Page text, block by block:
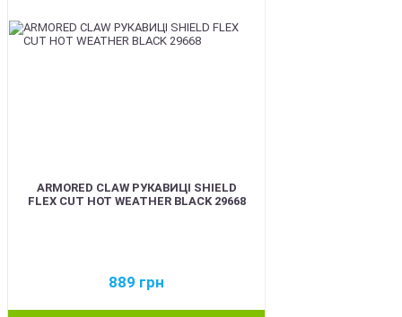
ARMORED CLAW РУКАВИЦІ SHIELD
FLEX CUT HOT WEATHER BLACK 29668
889 грн